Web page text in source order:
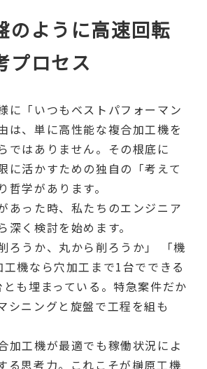
のように高速回転
プロセス
に「いつもベストパフォーマン
は、単に高性能な複合加工機を
ではありません。その根底に
に活かすための独自の「考えて
学があります。
あった時、私たちのエンジニア
深く検討を始めます。
ろうか、丸から削ろうか」 「機
機なら穴加工まで1台でできる
も埋まっている。特急案件だか
シニングと旋盤で工程を組も
加工機が最適でも稼働状況によ
る思考力。これこそが榊原工機